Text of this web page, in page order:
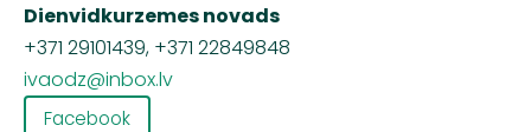
Dienvidkurzemes novads
+371 29101439, +371 22849848
ivaodz@inbox.lv
Facebook